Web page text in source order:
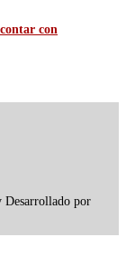
con
Desarrollado por